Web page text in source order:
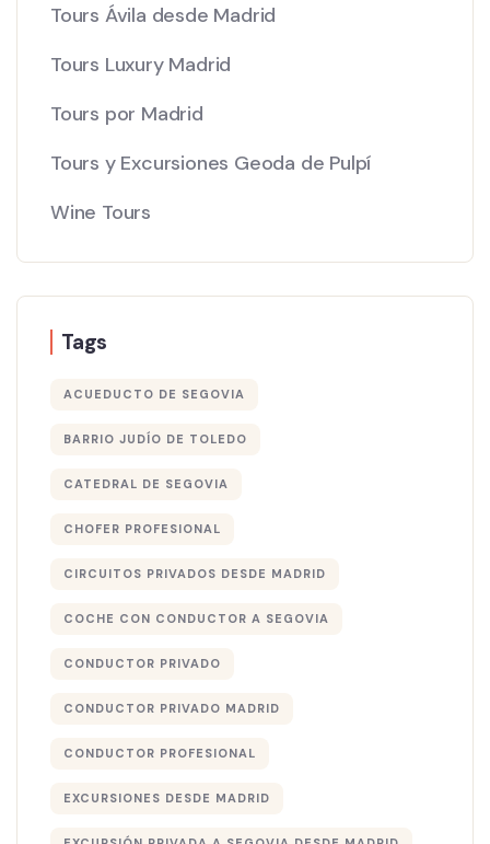
Tours Ávila desde Madrid
Tours Luxury Madrid
Tours por Madrid
Tours y Excursiones Geoda de Pulpí
Wine Tours
Tags
ACUEDUCTO DE SEGOVIA
BARRIO JUDÍO DE TOLEDO
CATEDRAL DE SEGOVIA
CHOFER PROFESIONAL
CIRCUITOS PRIVADOS DESDE MADRID
COCHE CON CONDUCTOR A SEGOVIA
CONDUCTOR PRIVADO
CONDUCTOR PRIVADO MADRID
CONDUCTOR PROFESIONAL
EXCURSIONES DESDE MADRID